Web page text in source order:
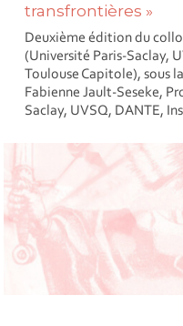
transfrontières »
Deuxième édition du
(Université Paris-Saclay,
Toulouse Capitole), sous
Fabienne Jault-Seseke,
Saclay, UVSQ, DANTE,